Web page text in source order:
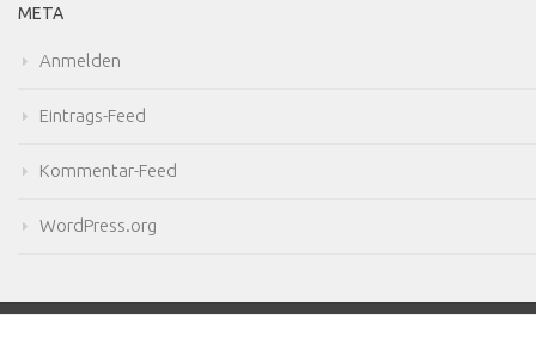
META
Anmelden
Eintrags-Feed
Kommentar-Feed
WordPress.org